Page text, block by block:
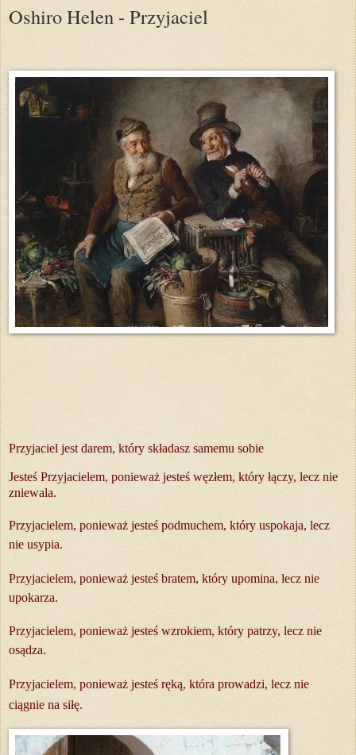
Oshiro Helen - Przyjaciel
Przyjaciel jest darem, który składasz samemu sobie
Jesteś Przyjacielem, ponieważ jesteś węzłem, który łączy, lecz nie
zniewala.
Przyjacielem, ponieważ jesteś podmuchem, który uspokaja, lecz
nie usypia.
Przyjacielem, ponieważ jesteś bratem, który upomina, lecz nie
upokarza.
Przyjacielem, ponieważ jesteś wzrokiem, który patrzy, lecz nie
osądza.
Przyjacielem, ponieważ jesteś ręką, która prowadzi, lecz nie
ciągnie na siłę.